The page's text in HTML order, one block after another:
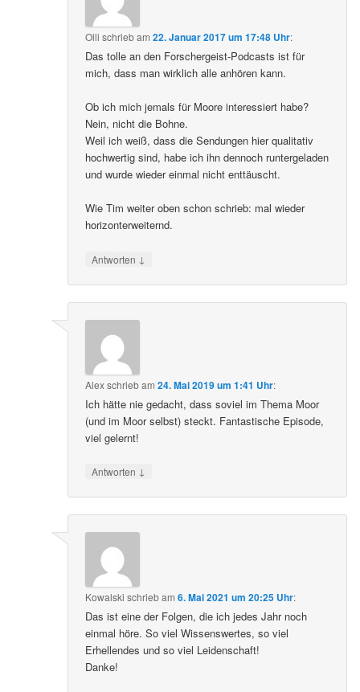
Olli schriebam22. Januar 2017 um 17:48 Uhr:
Das tolle an den Forschergeist-Podcasts ist für
mich, dass man wirklich alle anhören kann.
Ob ich mich jemals für Moore interessiert habe?
Nein, nicht die Bohne.
Weil ich weiß, dass die Sendungen hier qualitativ
hochwertig sind, habe ich ihn dennoch runtergeladen
und wurde wieder einmal nicht enttäuscht.
Wie Tim weiter oben schon schrieb: mal wieder
horizonterweiternd.
Antworten ↓
Alexschriebam24. Mai 2019 um 1:41 Uhr:
Ich hätte nie gedacht, dass soviel im Thema Moor
(und im Moor selbst) steckt. Fantastische Episode,
viel gelernt!
Antworten ↓
Kowalski schriebam6. Mai 2021 um 20:25 Uhr:
Das ist eine der Folgen, die ich jedes Jahr noch
einmal höre. So viel Wissenswertes, so viel
Erhellendes und so viel Leidenschaft!
Danke!